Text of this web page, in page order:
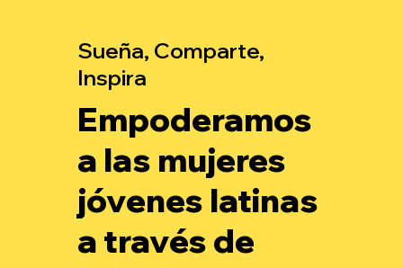
Sueña, Comparte,
Inspira
Empoderamos
a las mujeres
jóvenes latinas
a través de